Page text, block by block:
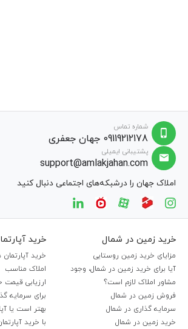
شماره تماس
09119212178 جهان جعفری
پشتیبانی ایمیلی
support@amlakjahan.com
املاک جهان را درشبکه‌های اجتماعی دنبال کنید
خرید زمین در شمال
مزایای خرید زمین روستایی
آیا برای خرید زمین در شمال، وجود
مشاور املاک لازم است؟
فروش زمین در شمال
سرمایه گذاری در شمال
خرید زمین در شمال
خرید
خرید آپارتمان
املاک مناسب
ارزیابی قیمت
برای سرمایه
بهتر است یا
با خرید